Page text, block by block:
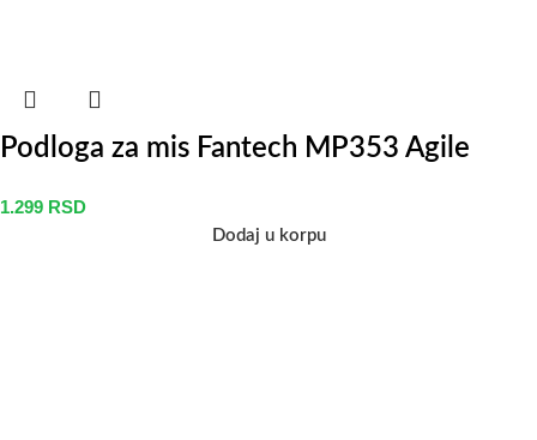
Podloga za mis Fantech MP353 Agile
1.299 RSD
Dodaj u korpu